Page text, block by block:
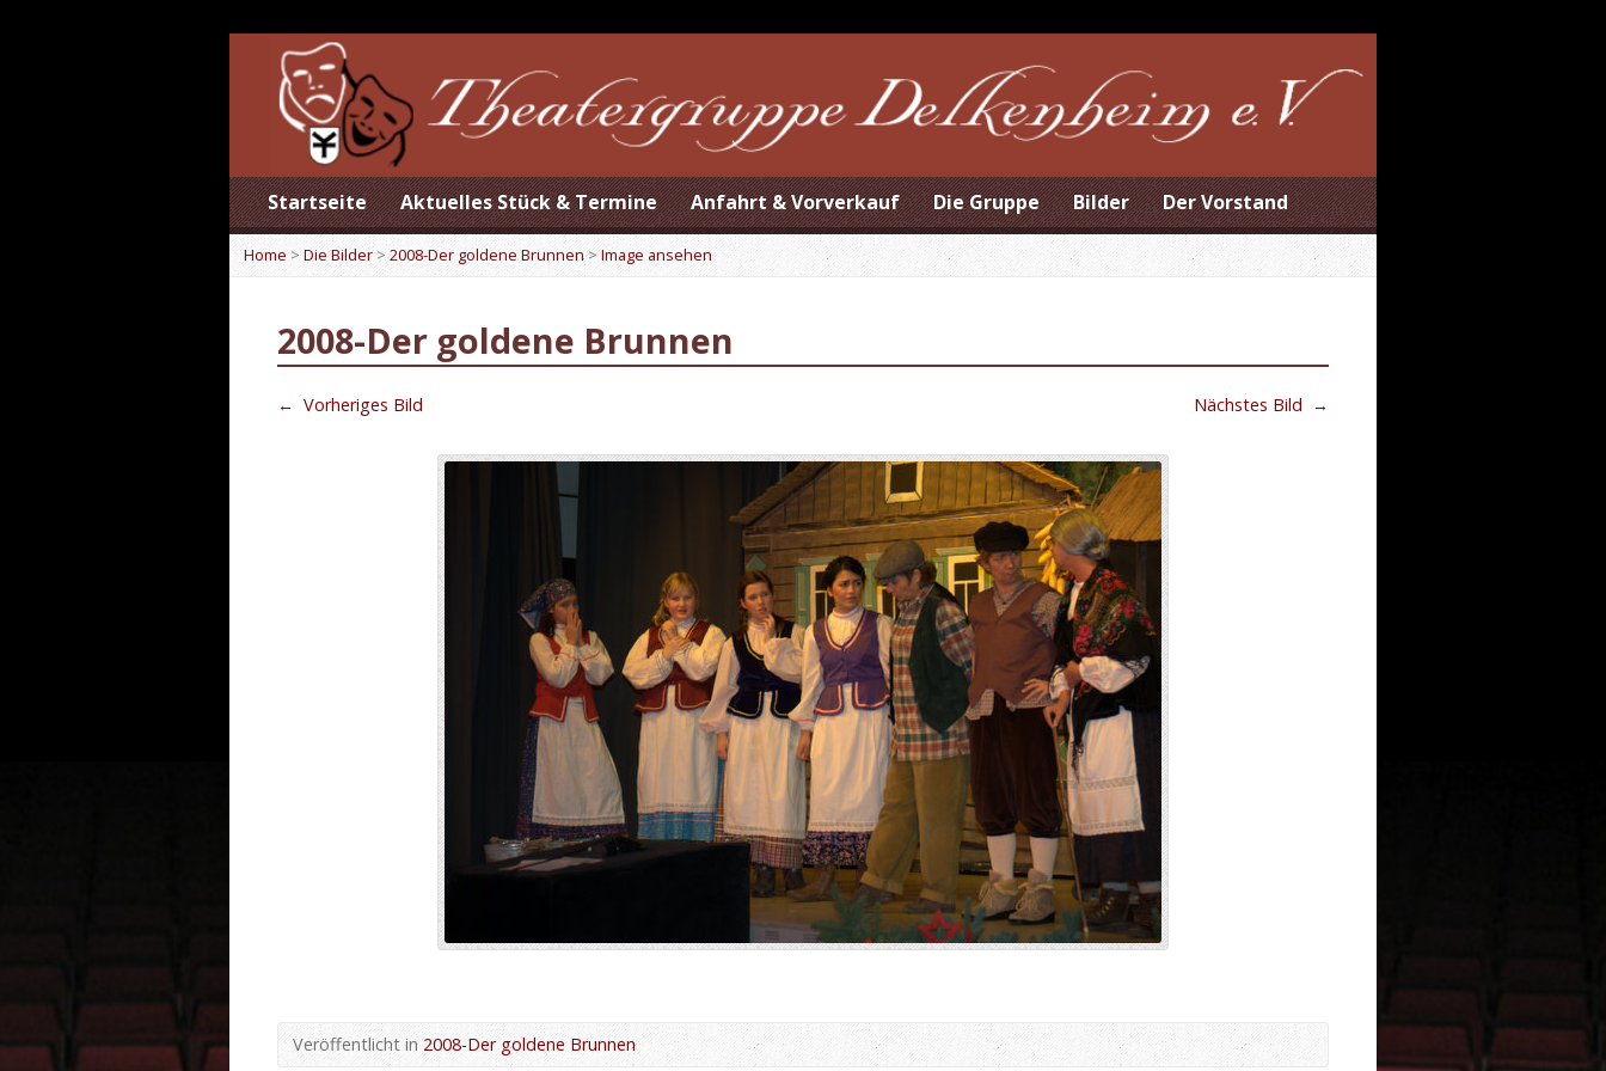
Startseite Aktuelles Stück & Termine Anfahrt & Vorverkauf Die Gruppe Bilder Der Vorstand
Home > Die Bilder >2008-Der goldene Brunnen>Image ansehen
2008-Der goldene Brunnen
← Vorheriges Bild Nächstes Bild →
Veröffentlicht in 2008-Der goldene Brunnen